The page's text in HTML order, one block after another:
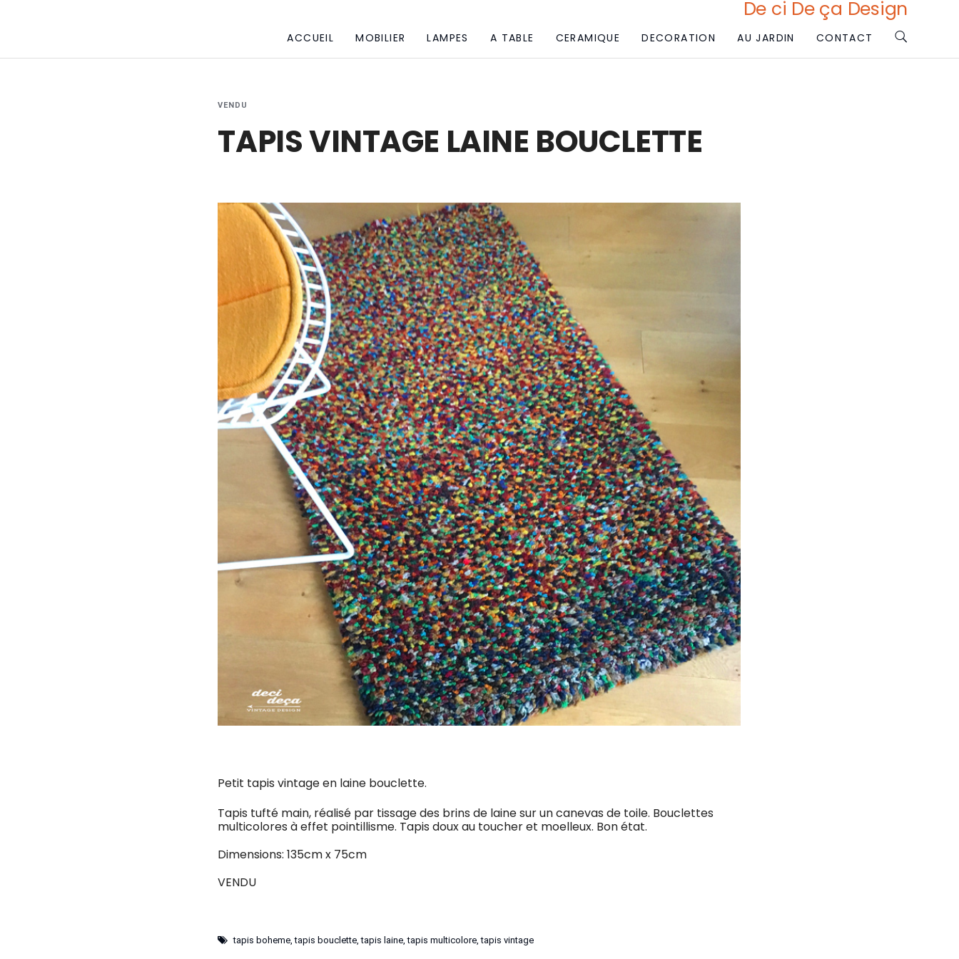
De ci De ça Design
ACCUEIL MOBILIER LAMPES A TABLE CERAMIQUE DECORATION AU JARDIN CONTACT
VENDU
TAPIS VINTAGE LAINE BOUCLETTE
Petit tapis vintage en laine bouclette.
Tapis tufté main, réalisé par tissage des brins de laine sur un canevas de toile. Bouclettes
multicolores à effet pointillisme. Tapis doux au toucher et moelleux. Bon état.
Dimensions: 135cm x 75cm
VENDU
tapis boheme,tapis bouclette,tapis laine,tapis multicolore,tapis vintage